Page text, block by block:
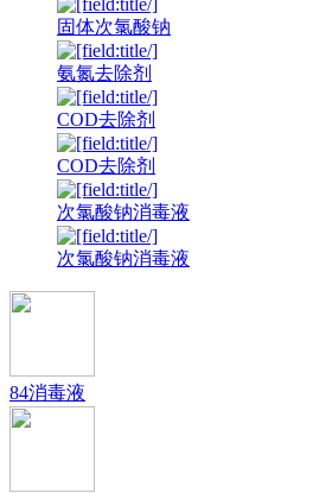
固体次氯酸钠
氨氮去除剂
COD去除剂
COD去除剂
次氯酸钠消毒液
次氯酸钠消毒液
84消毒液